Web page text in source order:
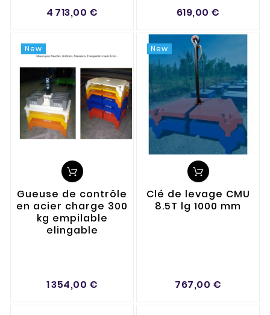
4 713,00 € 619,00 €
New
Gueuse de contrôle
en acier charge 300
kg empilable
elingable
1 354,00 €
New
Clé de levage CMU
8.5T lg 1000 mm
767,00 €